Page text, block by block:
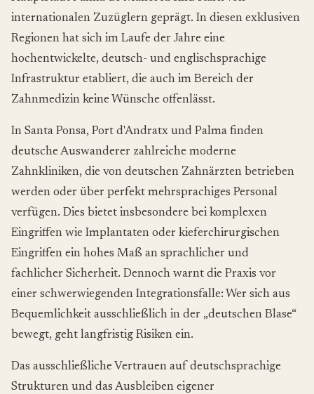
internationalen Zuzüglern geprägt. In diesen exklusiven
Regionen hat sich im Laufe der Jahre eine
hochentwickelte, deutsch- und englischsprachige
Infrastruktur etabliert, die auch im Bereich der
Zahnmedizin keine Wünsche offenlässt.
In Santa Ponsa, Port d'Andratx und Palma finden
deutsche Auswanderer zahlreiche moderne
Zahnkliniken, die von deutschen Zahnärzten betrieben
werden oder über perfekt mehrsprachiges Personal
verfügen. Dies bietet insbesondere bei komplexen
Eingriffen wie Implantaten oder kieferchirurgischen
Eingriffen ein hohes Maß an sprachlicher und
fachlicher Sicherheit. Dennoch warnt die Praxis vor
einer schwerwiegenden Integrationsfalle: Wer sich aus
Bequemlichkeit ausschließlich in der „deutschen Blase“
bewegt, geht langfristig Risiken ein.
Das ausschließliche Vertrauen auf deutschsprachige
Strukturen und das Ausbleiben eigener